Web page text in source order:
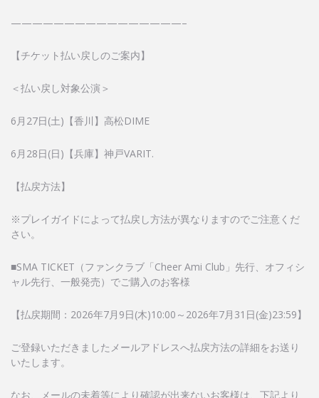
————————————————–
【チケット払い戻しのご案内】
＜払い戻し対象公演＞
6月27日(土)【香川】高松DIME
6月28日(日)【兵庫】神戸VARIT.
【払戻方法】
※プレイガイドによって払戻し方法が異なりますのでご注意くだ
さい。
■SMA TICKET（ファンクラブ「Cheer Ami Club」先行、オフィシ
ャル先行、一般発売）でご購入のお客様
【払戻期間：2026年7月9日(木)10:00～2026年7月31日(金)23:59】
ご登録いただきましたメールアドレスへ払戻方法の詳細をお送り
いたします。
なお、メールの未着等により確認が出来ないお客様は、下記より